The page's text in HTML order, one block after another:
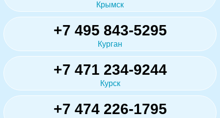
Крымск
+7 495 843-5295
Курган
+7 471 234-9244
Курск
+7 474 226-1795